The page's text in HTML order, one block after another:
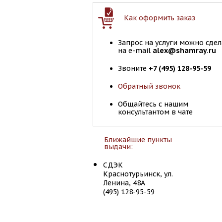
Как оформить заказ
Запрос на услуги можно
на e-mail alex@shamray.ru
Звоните +7 (495) 128-95-59
Обратный звонок
Общайтесь с нашим
консультантом в чате
Ближайшие пункты
выдачи:
СДЭК
Краснотурьинск, ул.
Ленина, 48А
(495) 128-95-59